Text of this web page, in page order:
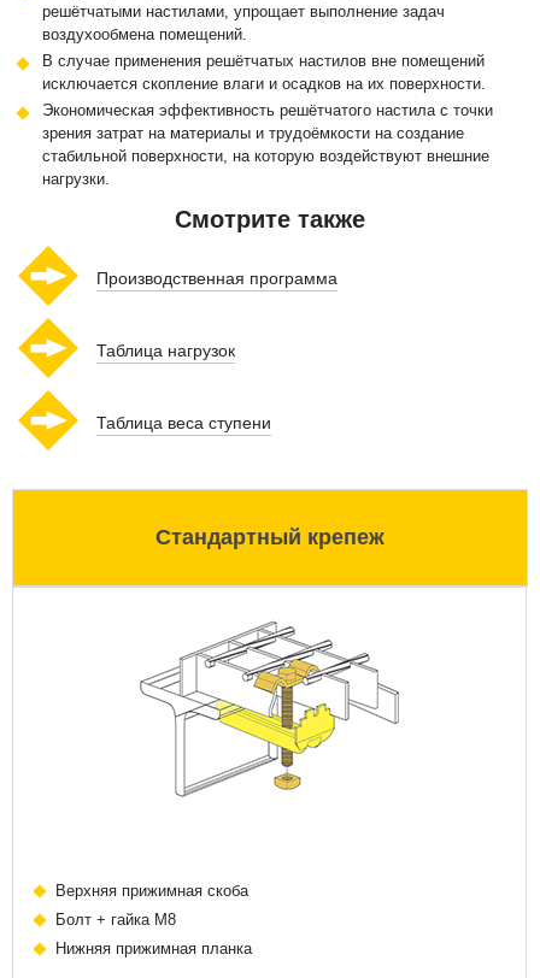
решётчатыми настилами, упрощает выполнение задач
воздухообмена помещений.
В случае применения решётчатых настилов вне помещений
исключается скопление влаги и осадков на их поверхности.
Экономическая эффективность решётчатого настила с точки
зрения затрат на материалы и трудоёмкости на создание
стабильной поверхности, на которую воздействуют внешние
нагрузки.
Смотрите также
Производственная программа
Таблица нагрузок
Таблица веса ступени
Стандартный крепеж
Верхняя прижимная скоба
Болт + гайка М8
Нижняя прижимная планка